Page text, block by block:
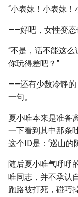
“小表妹！小表妹！
——好吧，女性变态
“不是，话不能这
你玩得差吧？”
——还有少数冷静的
一句。
夏小唯本来是准备
一下看到其中那条
这个ID是：‘巡山的
随后夏小唯气呼呼
唯同志，并不承认
跑路被打死，碰巧